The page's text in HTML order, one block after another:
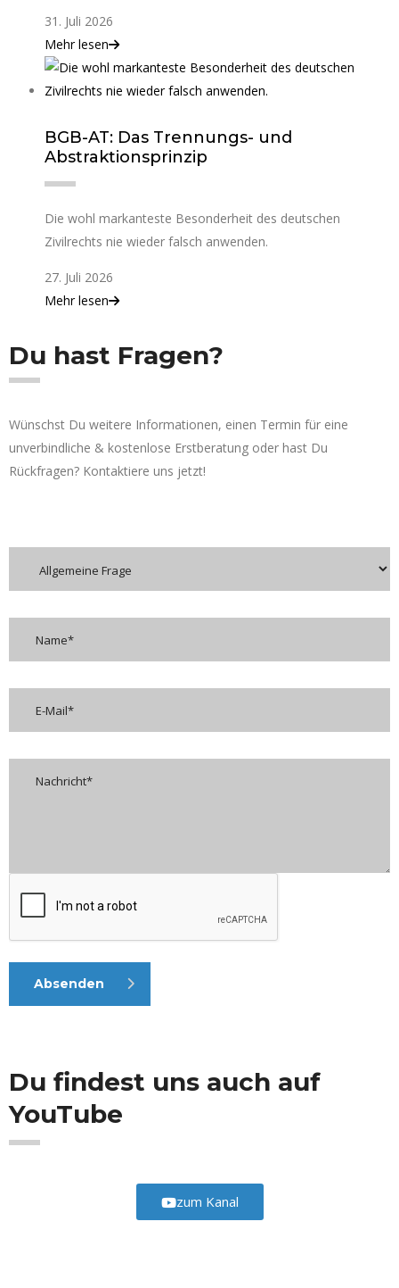
31. Juli 2026
Mehr lesen
BGB-AT: Das Trennungs- und
Abstraktionsprinzip
Die wohl markanteste Besonderheit des deutschen
Zivilrechts nie wieder falsch anwenden.
27. Juli 2026
Mehr lesen
Du hast Fragen?
Wünschst Du weitere Informationen, einen Termin für eine
unverbindliche & kostenlose Erstberatung oder hast Du
Rückfragen? Kontaktiere uns jetzt!
lasseAbsenden
Du findest uns auch auf
YouTube
zum Kanal